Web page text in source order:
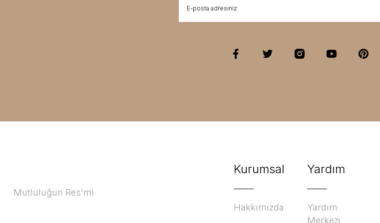
Mutluluğun Res'mi
Kurumsal
Hakkımızda
Yardım
Yardım
Merkezi